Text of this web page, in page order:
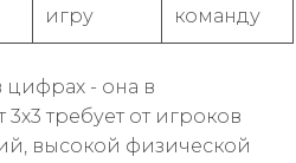
игру
команду
цифрах - она в
требует от игроков
высокой физической